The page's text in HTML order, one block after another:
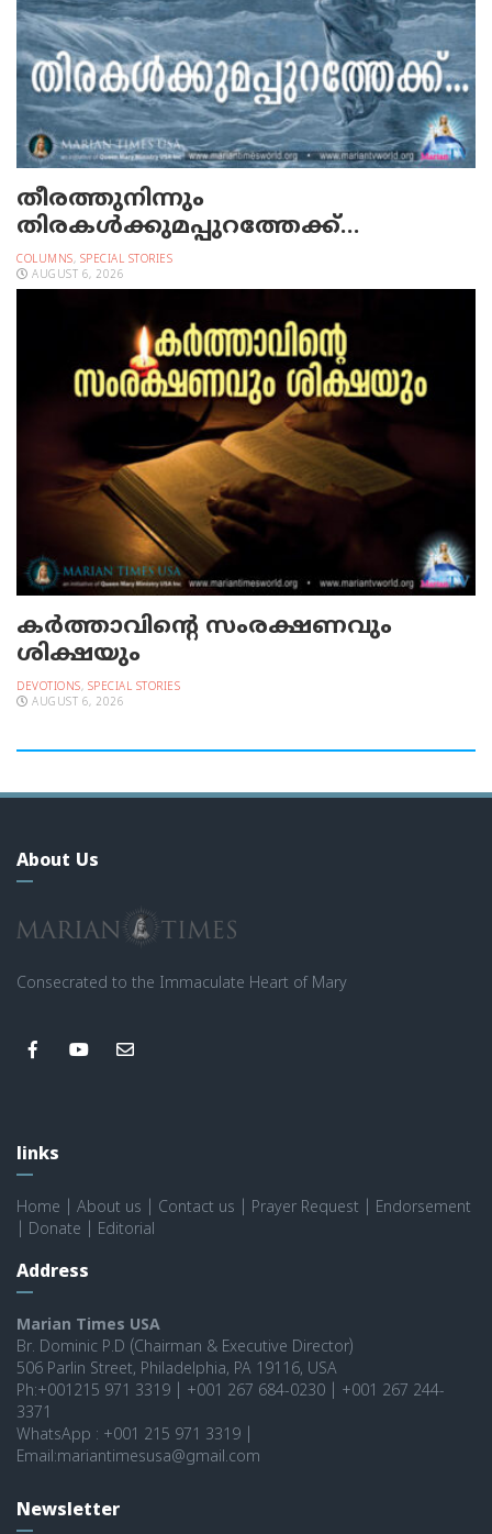
തീരത്തുനിന്നും
തിരകള്‍ക്കുമപ്പുറത്തേക്ക്…
COLUMNS, SPECIAL STORIES
AUGUST 6, 2026
കർത്താവിന്റെ സംരക്ഷണവും
ശിക്ഷയും
DEVOTIONS, SPECIAL STORIES
AUGUST 6, 2026
About Us
Consecrated to the Immaculate Heart of Mary
links
Home About us Contact us Prayer Request
Endorsement
Donate Editorial
Address
Marian Times USA
Br. Dominic P.D (Chairman & Executive Director)
506 Parlin Street, Philadelphia, PA 19116, USA
Ph:+001215 971 3319 | +001 267 684-0230 | +001 267 244-
3371
WhatsApp : +001 215 971 3319 |
Email:mariantimesusa@gmail.com
Newsletter